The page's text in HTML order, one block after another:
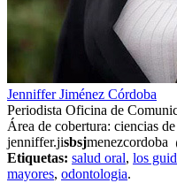
Jenniffer Jiménez Córdoba
Periodista Oficina de
Área de cobertura: ciencias
jenniffer.jisbsjmenezcordoba
Etiquetas: salud oral, los
mayores, odontologia.